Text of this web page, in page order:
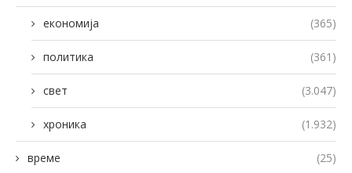
економија (365)
политика (361)
свет (3.047)
хроника (1.932)
време (25)